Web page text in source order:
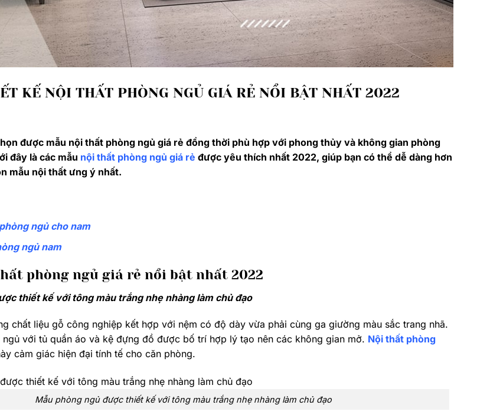
KẾ NỘI THẤT PHÒNG NGỦ GIÁ RẺ NỔI BẬT NHẤT 2022
được mẫu nội thất phòng ngủ giá rẻ đồng thời phù hợp với phong thủy và không gian phòng
đây là các mẫu nội thất phòng ngủ giá rẻ được yêu thích nhất 2022, giúp bạn có thể dễ dàng hơn
mẫu nội thất ưng ý nhất.
ngủ cho nam
ngủ nam
phòng ngủ giá rẻ nổi bật nhất 2022
thiết kế với tông màu trắng nhẹ nhàng làm chủ đạo
chất liệu gỗ công nghiệp kết hợp với nệm có độ dày vừa phải cùng ga giường màu sắc trang nhã.
ngủ với tủ quần áo và kệ đựng đồ được bố trí hợp lý tạo nên các không gian mở. Nội thất phòng
cảm giác hiện đại tính tế cho căn phòng.
Mẫu phòng ngủ được thiết kế với tông màu trắng nhẹ nhàng làm chủ đạo